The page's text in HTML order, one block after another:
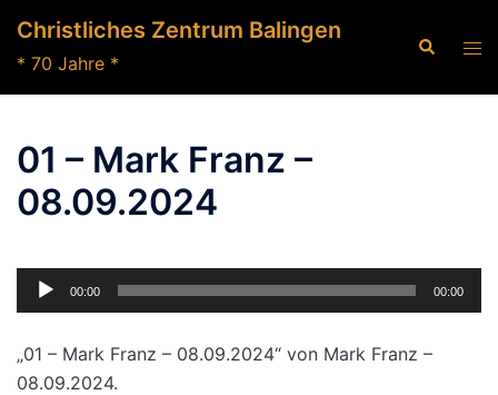
Inhalt
springen
Christliches Zentrum Balingen
* 70 Jahre *
Suche
01 – Mark Franz –
08.09.2024
Audio-
Player
00:00 00:00
„01 – Mark Franz – 08.09.2024“ von Mark Franz –
08.09.2024.